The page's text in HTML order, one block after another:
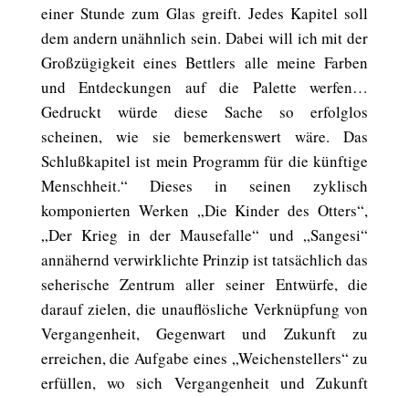
einer Stunde zum Glas greift. Jedes Kapitel soll
dem andern unähnlich sein. Dabei will ich mit der
Großzügigkeit eines Bettlers alle meine Farben
und Entdeckungen auf die Palette werfen…
Gedruckt würde diese Sache so erfolglos
scheinen, wie sie bemerkenswert wäre. Das
Schlußkapitel ist mein Programm für die künftige
Menschheit.“ Dieses in seinen zyklisch
komponierten Werken „Die Kinder des Otters“,
„Der Krieg in der Mausefalle“ und „Sangesi“
annähernd verwirklichte Prinzip ist tatsächlich das
seherische Zentrum aller seiner Entwürfe, die
darauf zielen, die unauflösliche Verknüpfung von
Vergangenheit, Gegenwart und Zukunft zu
erreichen, die Aufgabe eines „Weichenstellers“ zu
erfüllen, wo sich Vergangenheit und Zukunft